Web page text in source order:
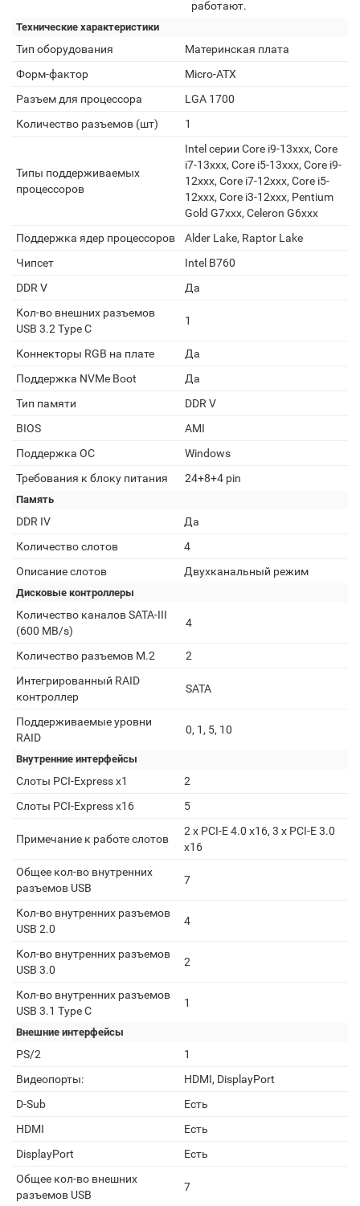
работают.
Технические характеристики
Тип оборудования
Материнская плата
Форм-фактор
Micro-ATX
Разъем для процессора
LGA 1700
Количество разъемов (шт)
1
Типы поддерживаемых
процессоров
Intel серии Core i9-13xxx, Core
i7-13xxx, Core i5-13xxx, Core i9-
12xxx, Core i7-12xxx, Core i5-
12xxx, Core i3-12xxx, Pentium
Gold G7xxx, Celeron G6xxx
Поддержка ядер процессоров
Alder Lake, Raptor Lake
Чипсет
Intel B760
DDR V
Да
Кол-во внешних разъемов
USB 3.2 Type C
1
Коннекторы RGB на плате
Да
Поддержка NVMe Boot
Да
Тип памяти
DDR V
BIOS
AMI
Поддержка ОС
Windows
Требования к блоку питания
24+8+4 pin
Память
DDR IV
Да
Количество слотов
4
Описание слотов
Двухканальный режим
Дисковые контроллеры
Количество каналов SATA-III
(600 MB/s)
4
Количество разъемов M.2
2
Интегрированный RAID
контроллер
SATA
Поддерживаемые уровни
RAID
0, 1, 5, 10
Внутренние интерфейсы
Слоты PCI-Express x1
2
Слоты PCI-Express x16
5
Примечание к работе слотов
2 x PCI-E 4.0 x16, 3 x PCI-E 3.0
x16
Общее кол-во внутренних
разъемов USB
7
Кол-во внутренних разъемов
USB 2.0
4
Кол-во внутренних разъемов
USB 3.0
2
Кол-во внутренних разъемов
USB 3.1 Type C
1
Внешние интерфейсы
PS/2
1
Видеопорты:
HDMI, DisplayPort
D-Sub
Есть
HDMI
Есть
DisplayPort
Есть
Общее кол-во внешних
разъемов USB
7